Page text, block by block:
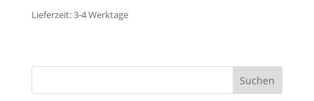
Lieferzeit:3-4 Werktage